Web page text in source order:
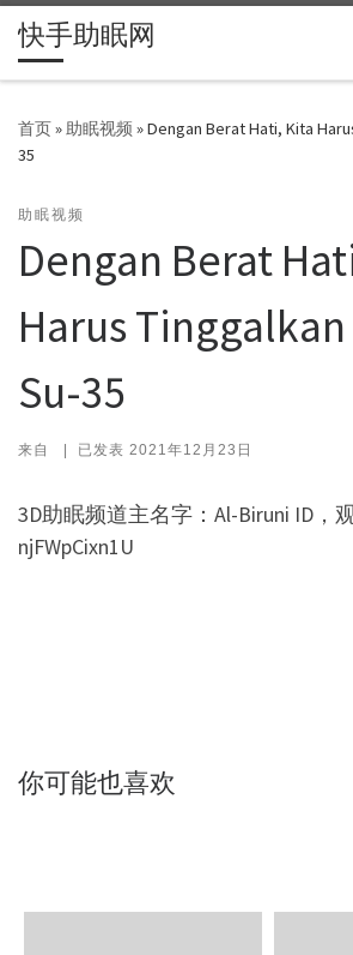
Skip to content
快手助眠网
首页»助眠视频 »Dengan Berat Hati, Kita
35
助眠视频
Dengan Berat
Harus
Su-35
来自 | 已发表 2021年12月23日
3D助眠频道主名字：Al-Biruni ID，
njFWpCixn1U
你可能也喜欢